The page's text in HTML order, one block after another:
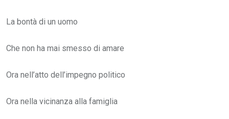
La bontà di un uomo
Che non ha mai smesso di amare
Ora nell’atto dell’impegno politico
Ora nella vicinanza alla famiglia